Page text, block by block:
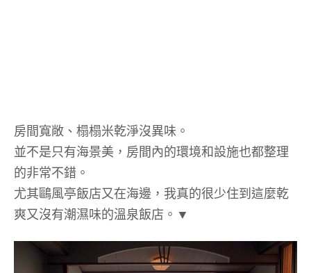
房間寬敞、榻榻米乾淨沒異味。
並不是只有海景美，房間內的環境和設施也都整理
的非常不錯。
尤其鷗風亭飯店又在海邊，我真的很少住到這麼乾
爽又沒有潮濕味的溫泉飯店。▼